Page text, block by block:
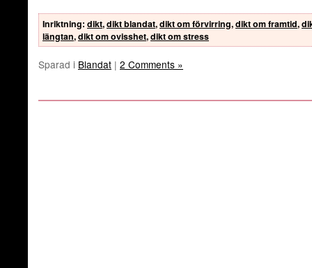
Inriktning: dikt,dikt blandat,dikt om förvirring,dikt om framtid,
längtan,dikt om ovisshet,dikt om stress
Sparad i Blandat | 2 Comments »